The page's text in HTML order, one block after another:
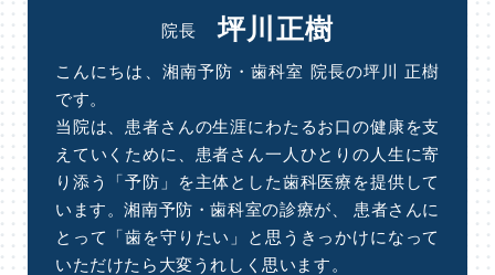
院長 坪川正樹
こんにちは、湘南予防・歯科室 院長の坪川 正樹
です。
当院は、患者さんの生涯にわたるお口の健康を支
えていくために、患者さん一人ひとりの人生に寄
り添う「予防」を主体とした歯科医療を提供して
います。湘南予防・歯科室の診療が、 患者さんに
とって「歯を守りたい」と思うきっかけになって
いただけたら大変うれしく思います。